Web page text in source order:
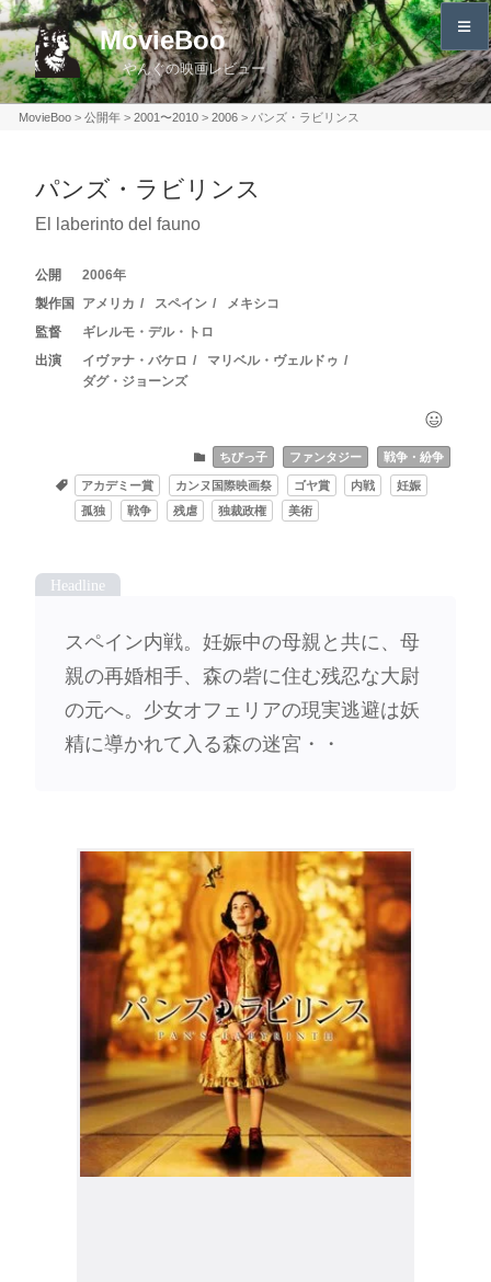
コ
ン
テ
ン
MovieBoo
やんぐの映画レビュー
MovieBoo> 公開年> 2001〜2010> 2006> パンズ・ラビリンス
パンズ・ラビリンス
El laberinto del fauno
2006
アメリカ
スペイン
メキシコ
ギレルモ・デル・トロ
イヴァナ・バケロ
マリベル・ヴェルドゥ
ダグ・ジョーンズ
ちびっ子 ファンタジー 戦争・紛争
アカデミー賞 カンヌ国際映画祭 ゴヤ賞 内戦
妊娠
孤独
戦争 残虐 独裁政権 美術
スペイン内戦。妊娠中の母親と共に、母
親の再婚相手、森の砦に住む残忍な大尉
の元へ。少女オフェリアの現実逃避は妖
精に導かれて入る森の迷宮・・